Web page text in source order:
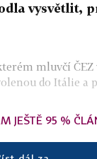
vysvětlit,
mluvčí
do Itálie a
JEŠTĚ 95 %